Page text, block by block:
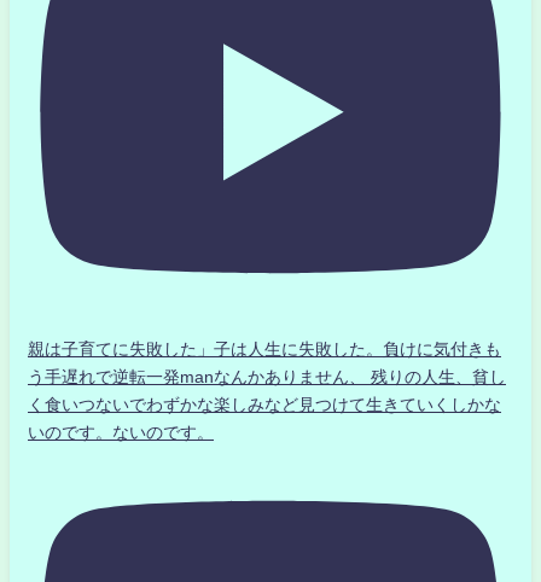
親は子育てに失敗した」子は人生に失敗した。負けに気付きも
う手遅れで逆転一発manなんかありません、 残りの人生、貧し
く食いつないでわずかな楽しみなど見つけて生きていくしかな
いのです。ないのです。